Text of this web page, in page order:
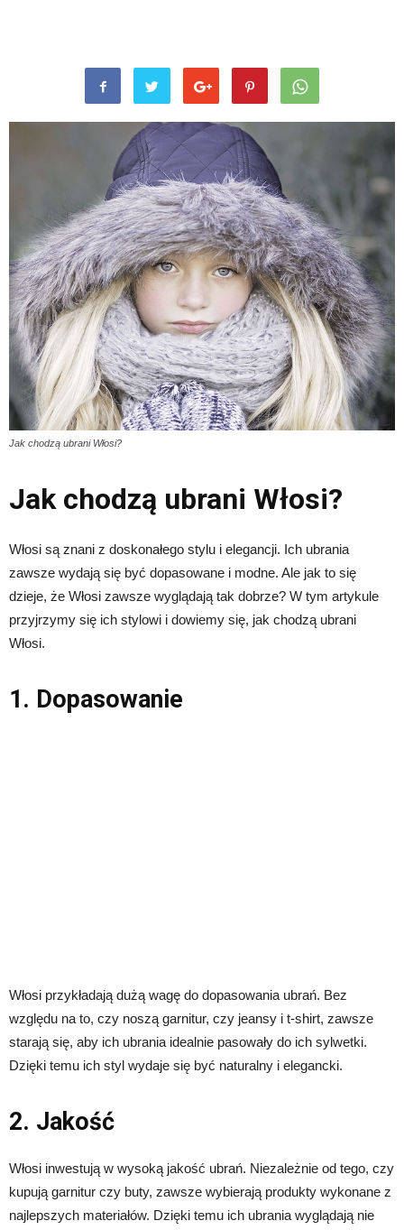
Jak chodzą ubrani Włosi?
Jak chodzą ubrani Włosi?
Włosi są znani z doskonałego stylu i elegancji. Ich ubrania
zawsze wydają się być dopasowane i modne. Ale jak to się
dzieje, że Włosi zawsze wyglądają tak dobrze? W tym artykule
przyjrzymy się ich stylowi i dowiemy się, jak chodzą ubrani
Włosi.
1. Dopasowanie
Włosi przykładają dużą wagę do dopasowania ubrań. Bez
względu na to, czy noszą garnitur, czy jeansy i t-shirt, zawsze
starają się, aby ich ubrania idealnie pasowały do ich sylwetki.
Dzięki temu ich styl wydaje się być naturalny i elegancki.
2. Jakość
Włosi inwestują w wysoką jakość ubrań. Niezależnie od tego, czy
kupują garnitur czy buty, zawsze wybierają produkty wykonane z
najlepszych materiałów. Dzięki temu ich ubrania wyglądają nie